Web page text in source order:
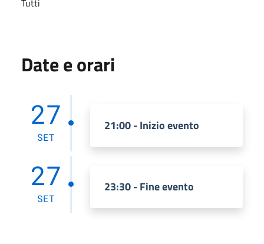
Tutti
Date e orari
27
SET
21:00 - Inizio evento
27
SET
23:30 - Fine evento